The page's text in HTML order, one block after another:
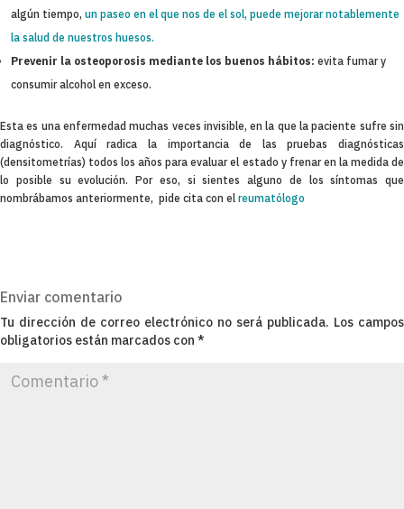
algún tiempo, un paseo en el que nos de el sol, puede mejorar notablemente
la salud de nuestros huesos.
Prevenir la osteoporosis mediante los buenos hábitos: evita fumar y
consumir alcohol en exceso.
Esta es una enfermedad muchas veces invisible, en la que la paciente sufre sin
diagnóstico. Aquí radica la importancia de las pruebas diagnósticas
(densitometrías) todos los años para evaluar el estado y frenar en la medida de
lo posible su evolución. Por eso, si sientes alguno de los síntomas que
nombrábamos anteriormente, pide cita con elreumatólogo
Enviar comentario
Tu dirección de correo electrónico no será publicada. Los campos
obligatorios están marcados con*